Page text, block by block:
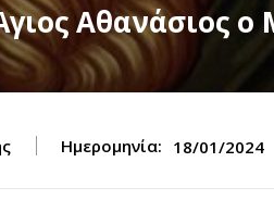
Αθανάσιος ο
Ημερομηνία: 18/01/2024